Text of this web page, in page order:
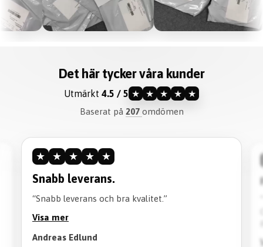
Det här tycker våra kunder
Utmärkt 4.5 / 5 ★ ★ ★ ★ ★
Baserat på 207 omdömen
★ ★ ★ ★ ★
Snabb leverans.
“Snabb leverans och bra kvalitet.”
Visa mer
Andreas Edlund